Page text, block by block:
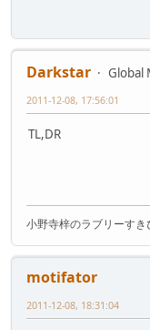
Darkstar
Global
2011-12-08, 17:56:01
TL,DR
小野寺梓のラブリーすき
motifator
2011-12-08, 18:31:04